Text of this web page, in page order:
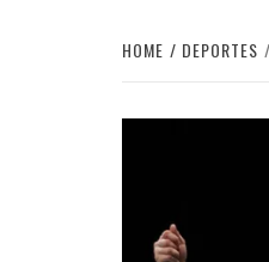
HOME DEPORTES